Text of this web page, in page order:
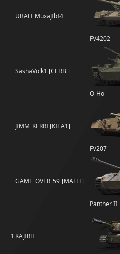
UBAH_MuxaJIbI4
FV4202
SashaVolk1 [CERB_]
O-Ho
JIMM_KERRI [KIFA1]
FV207
GAME_OVER_59 [MALLE]
Panther II
1 KAJIRH